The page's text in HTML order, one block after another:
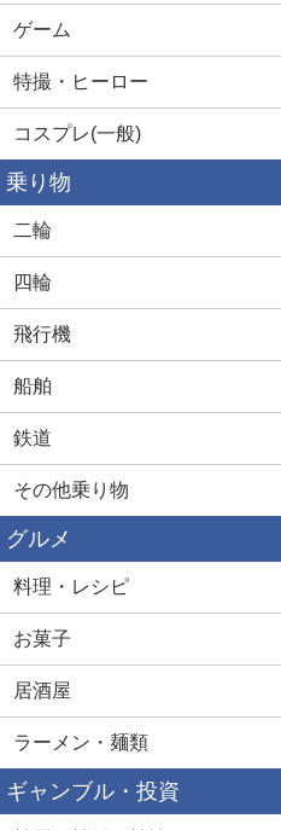
ゲーム
特撮・ヒーロー
コスプレ(一般)
乗り物
二輪
四輪
飛行機
船舶
鉄道
その他乗り物
グルメ
料理・レシピ
お菓子
居酒屋
ラーメン・麺類
ギャンブル・投資